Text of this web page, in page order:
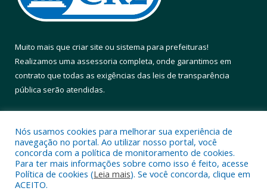
Muito mais que criar site ou sistema para prefeituras!
Realizamos uma assessoria completa, onde garantimos em
contrato que todas as exigências das leis de transparência
pública serão atendidas.
Todos os direitos reservados a Prefeitura Municipal de Altamira.
Nós usamos cookies para melhorar sua experiência de
navegação no portal. Ao utilizar nosso portal, você
concorda com a política de monitoramento de cookies.
Para ter mais informações sobre como isso é feito, acesse
Política de cookies (Leia mais). Se você concorda, clique em
ACEITO.